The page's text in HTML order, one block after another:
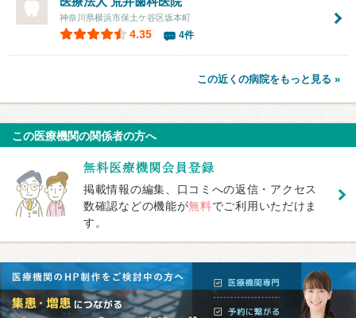
神奈川県横浜市保土ケ谷区坂本町
4.35 4件
この近くの病院をもっと見る »
この医療機関の関係者の方へ
掲載情報の編集、口コミへの返信・アクセス
数確認などの機能が無料でご利用いただけま
す。